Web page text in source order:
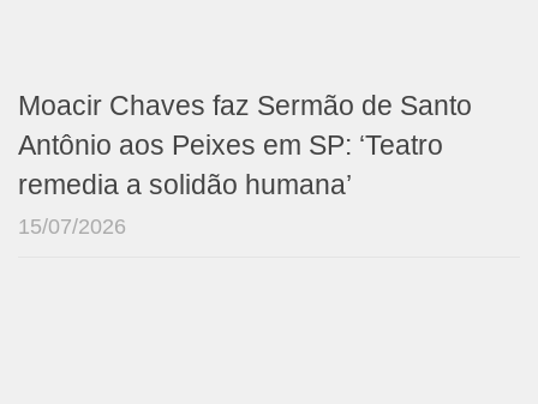
Moacir Chaves faz Sermão de Santo
Antônio aos Peixes em SP: ‘Teatro
remedia a solidão humana’
15/07/2026